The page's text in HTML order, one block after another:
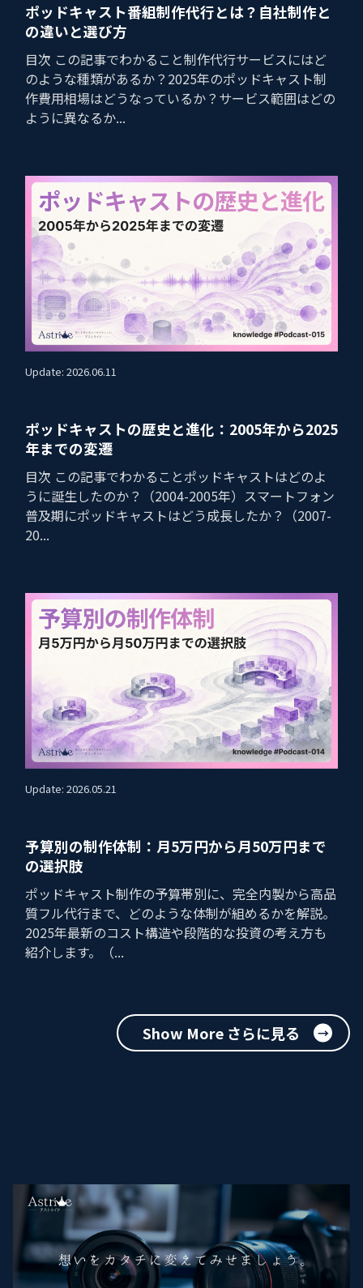
ポッドキャスト番組制作代行とは？自社制作と
の違いと選び方
目次 この記事でわかること制作代行サービスにはど
のような種類があるか？2025年のポッドキャスト制
作費用相場はどうなっているか？サービス範囲はどの
ように異なるか...
Update: 2026.06.11
ポッドキャストの歴史と進化：2005年から2025
年までの変遷
目次 この記事でわかることポッドキャストはどのよ
うに誕生したのか？（2004-2005年）スマートフォン
普及期にポッドキャストはどう成長したか？（2007-
20...
Update: 2026.05.21
予算別の制作体制：月5万円から月50万円まで
の選択肢
ポッドキャスト制作の予算帯別に、完全内製から高品
質フル代行まで、どのような体制が組めるかを解説。
2025年最新のコスト構造や段階的な投資の考え方も
紹介します。（...
Show More さらに見る